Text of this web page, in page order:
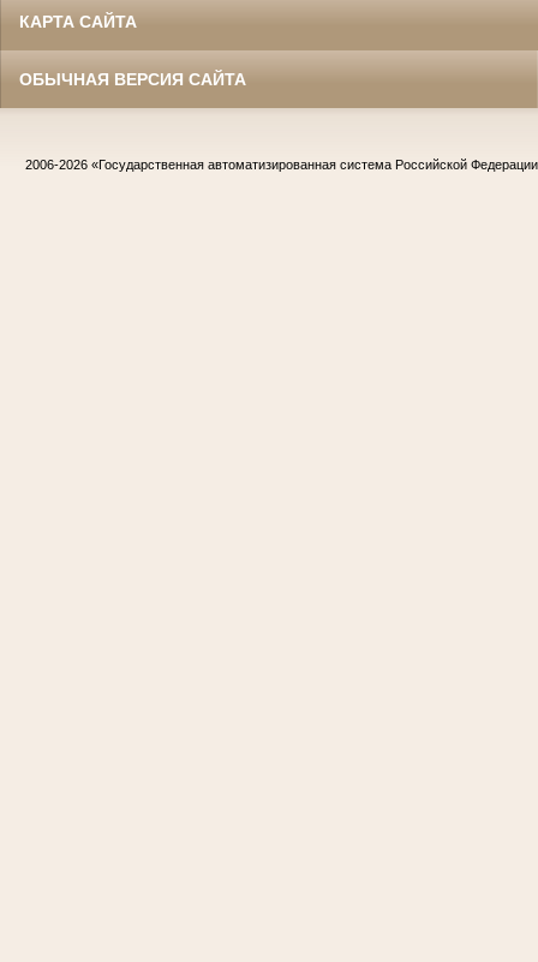
КАРТА САЙТА
ОБЫЧНАЯ ВЕРСИЯ САЙТА
2006-2026 «Государственная автоматизированная система Российской